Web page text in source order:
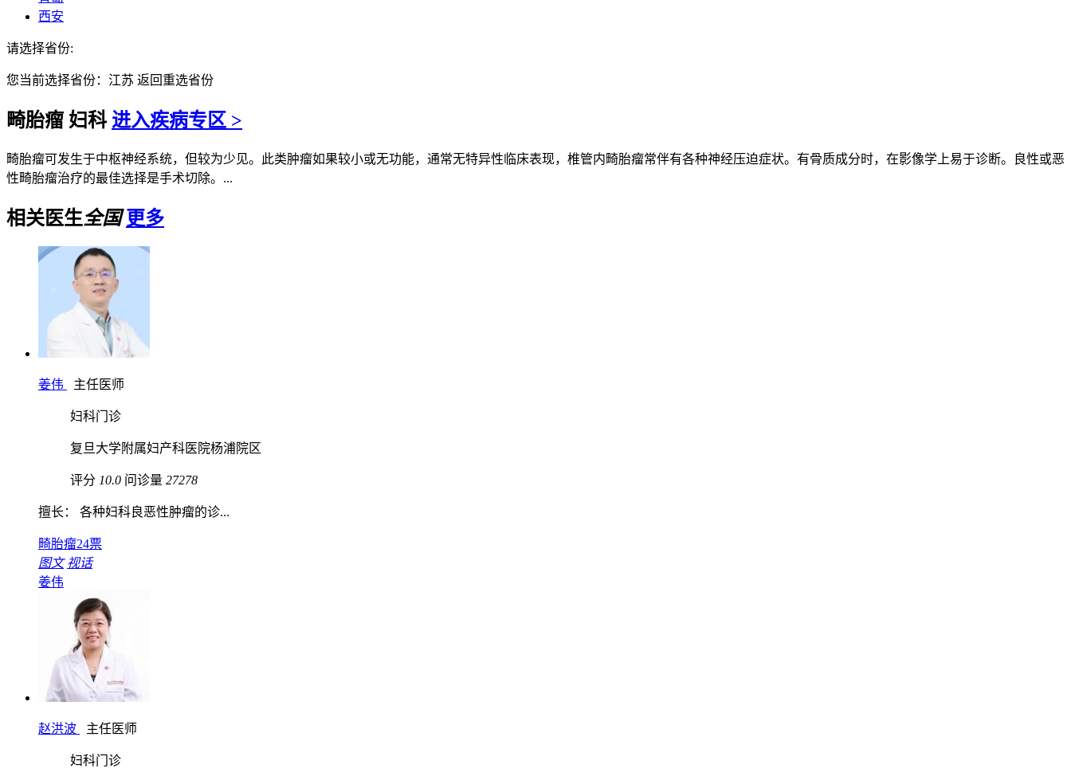
西安
请选择省份:
您当前选择省份： 江苏 返回重选省份
畸胎瘤 妇科 进入疾病专区 >
畸胎瘤可发生于中枢神经系统，但较为少见。此类肿瘤如果较小或无功能，通常无特异性临床表现，椎管内畸胎瘤常伴有各种神经压迫症状。有骨质成分时，在影像学上易于诊断。良性或恶
性畸胎瘤治疗的最佳选择是手术切除。...
相关医生全国 更多
姜伟 主任医师
妇科门诊
复旦大学附属妇产科医院杨浦院区
评分 10.0 问诊量 27278
擅长： 各种妇科良恶性肿瘤的诊...
畸胎瘤24票
图文 视话
姜伟
赵洪波 主任医师
妇科门诊